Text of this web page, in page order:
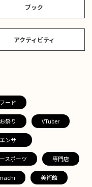
ブック
アクティビティ
ード
お祭り VTuber
ンサー
スポーツ 専門店
美術館